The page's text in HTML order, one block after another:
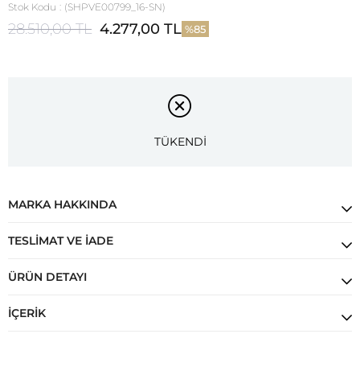
Stok Kodu (SHPVE00799_16-SN)
28.510,00 TL 4.277,00 TL 85
TÜKENDİ
MARKA HAKKINDA
TESLIMAT VE İADE
ÜRÜN DETAYI
İÇERIK